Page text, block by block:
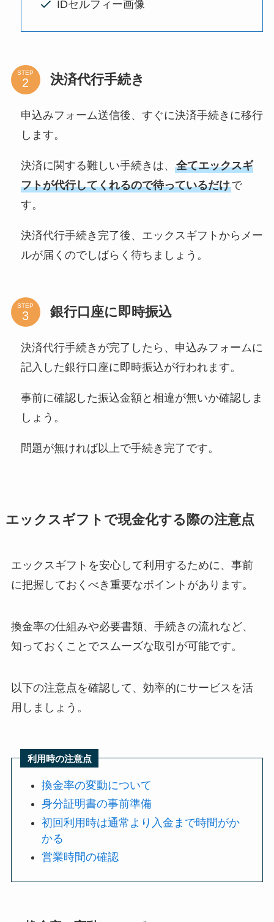
IDセルフィー画像
STEP 決済代行手続き
申込みフォーム送信後、すぐに決済手続きに移行
します。
決済に関する難しい手続きは、 全てエックスギ
フトが代行してくれるので待っているだけで
す。
決済代行手続き完了後、エックスギフトからメー
ルが届くのでしばらく待ちましょう。
STEP 銀行口座に即時振込
決済代行手続きが完了したら、申込みフォームに
記入した銀行口座に即時振込が行われます。
事前に確認した振込金額と相違が無いか確認しま
しょう。
問題が無ければ以上で手続き完了です。
エックスギフトで現金化する際の注意点
エックスギフトを安心して利用するために、事前
に把握しておくべき重要なポイントがあります。
換金率の仕組みや必要書類、手続きの流れなど、
知っておくことでスムーズな取引が可能です。
以下の注意点を確認して、効率的にサービスを活
用しましょう。
利用時の注意点
換金率の変動について
身分証明書の事前準備
初回利用時は通常より入金まで時間がか
かる
営業時間の確認